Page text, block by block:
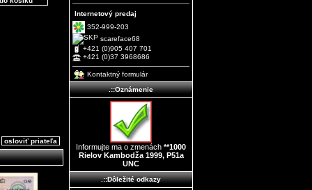
osloviť priateľa
Internetový predaj
352-999-203
scareface68
+421 (0)905 407 701
+421 (0)37 3968686
Kontaktný formulár
.::Oznámenie
Informujte ma o zmenách **1000
Rielov Kambodža 1999, P51a
UNC
.::Dôležité odkazy